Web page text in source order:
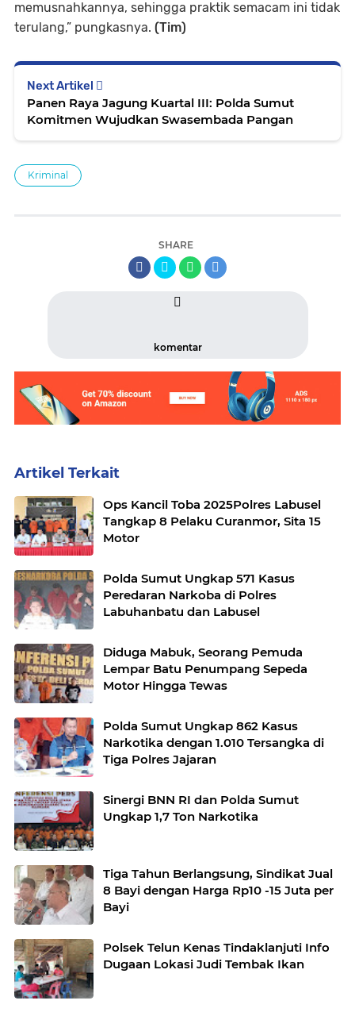
memusnahkannya, sehingga praktik semacam ini tidak
terulang,” pungkasnya. (Tim)
Next Artikel
Panen Raya Jagung Kuartal III: Polda Sumut
Komitmen Wujudkan Swasembada Pangan
Kriminal
SHARE
komentar
Artikel Terkait
Ops Kancil Toba 2025Polres Labusel
Tangkap 8 Pelaku Curanmor, Sita 15
Motor
Polda Sumut Ungkap 571 Kasus
Peredaran Narkoba di Polres
Labuhanbatu dan Labusel
Diduga Mabuk, Seorang Pemuda
Lempar Batu Penumpang Sepeda
Motor Hingga Tewas
Polda Sumut Ungkap 862 Kasus
Narkotika dengan 1.010 Tersangka di
Tiga Polres Jajaran
Sinergi BNN RI dan Polda Sumut
Ungkap 1,7 Ton Narkotika
Tiga Tahun Berlangsung, Sindikat Jual
8 Bayi dengan Harga Rp10 -15 Juta per
Bayi
Polsek Telun Kenas Tindaklanjuti Info
Dugaan Lokasi Judi Tembak Ikan